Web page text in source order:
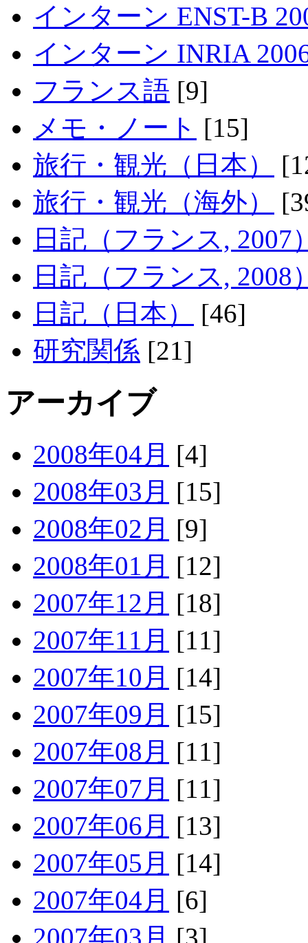
インターン ENST-B
インターン INRIA
フランス語 [9]
メモ・ノート [15]
旅行・観光（日本）
旅行・観光（海外）
日記（フランス, 2007
日記（フランス, 2008
日記（日本）
[46]
研究関係 [21]
アーカイブ
2008年04月 [4]
2008年03月 [15]
2008年02月 [9]
2008年01月 [12]
2007年12月 [18]
2007年11月 [11]
2007年10月 [14]
2007年09月 [15]
2007年08月 [11]
2007年07月 [11]
2007年06月 [13]
2007年05月 [14]
2007年04月 [6]